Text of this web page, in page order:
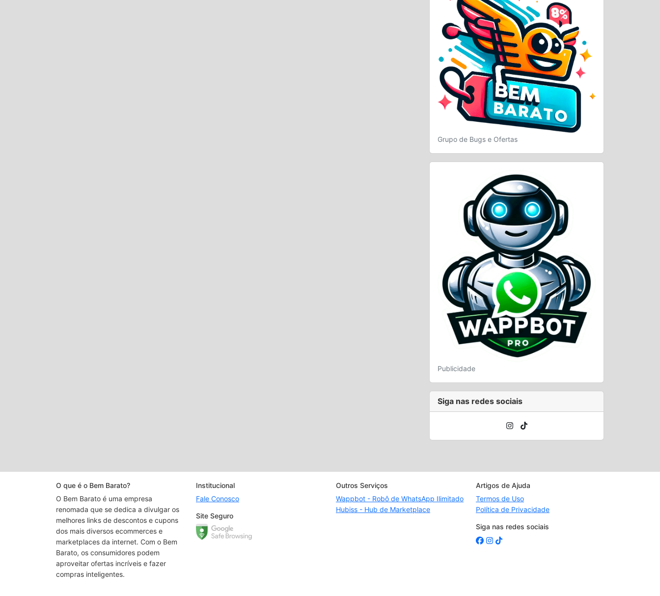
Grupo de Bugs e Ofertas
Publicidade
Siga nas redes sociais
O que é o Bem Barato?
O Bem Barato é uma empresa
renomada que se dedica a divulgar os
melhores links de descontos e cupons
dos mais diversos ecommerces e
marketplaces da internet. Com o Bem
Barato, os consumidores podem
aproveitar ofertas incríveis e fazer
compras inteligentes.
Institucional
Fale Conosco
Site Seguro
Outros Serviços
Wappbot - Robô de WhatsApp Ilimitado
Hubiss - Hub de Marketplace
Artigos de Ajuda
Termos de Uso
Política de Privacidade
Siga nas redes sociais